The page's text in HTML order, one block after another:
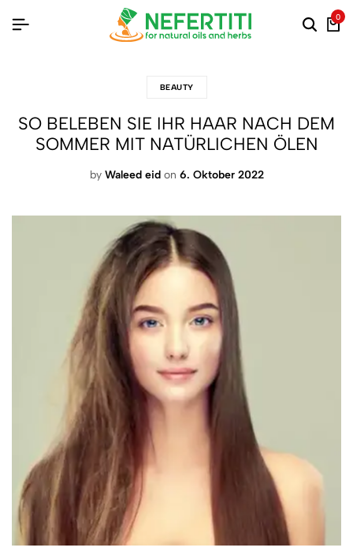
0
BEAUTY
SO BELEBEN SIE IHR HAAR NACH DEM
SOMMER MIT NATÜRLICHEN ÖLEN
by Waleed eid on 6. Oktober 2022